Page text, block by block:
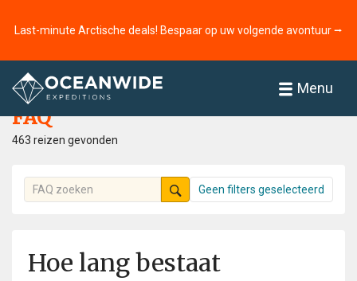
Last-minute Arctische deals! Bespaar op uw volgende avontuur ⭢
Menu
Home
FAQ
463 reizen gevonden
Geen filters geselecteerd
Hoe lang bestaat